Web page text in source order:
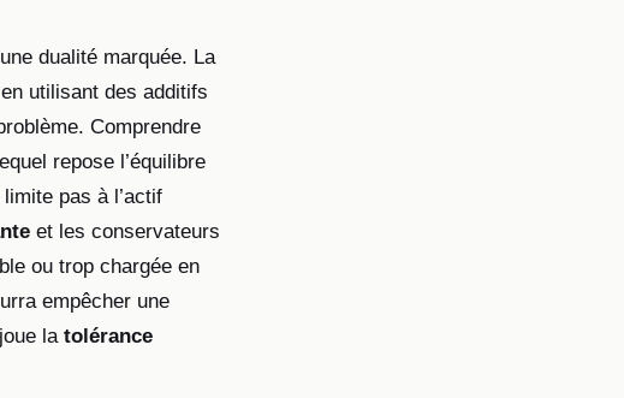
dualité marquée. La
utilisant des additifs
Comprendre
repose l’équilibre
pas à l’actif
et les conservateurs
ou trop chargée en
empêcher une
la tolérance